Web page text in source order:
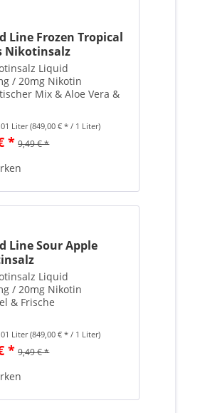
Line Frozen Tropical
Nikotinsalz
Liquid
/ 20mg Nikotin
Mix & Aloe Vera &
Liter(849,00 € * / 1 Liter)
* 9,49 € *
Line Sour Apple
Liquid
/ 20mg Nikotin
& Frische
Liter(849,00 € * / 1 Liter)
* 9,49 € *